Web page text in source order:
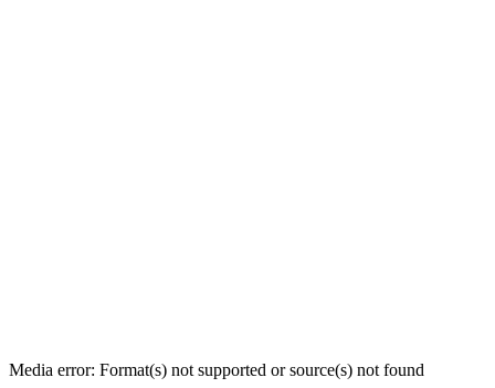
Media error: Format(s) not supported or source(s) not found